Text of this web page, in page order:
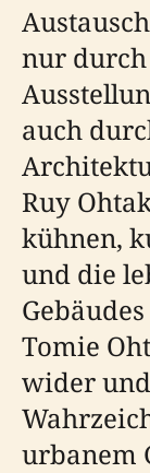
nur
auch
Ruy
kühnen,
und die
Tomie
wider
urbanem